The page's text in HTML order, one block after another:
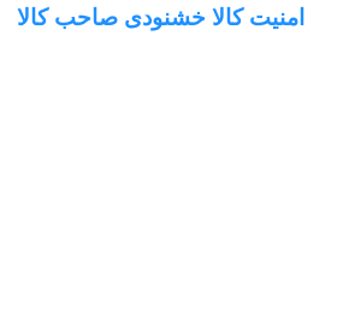
امنیت کالا خشنودی صاحب کالا